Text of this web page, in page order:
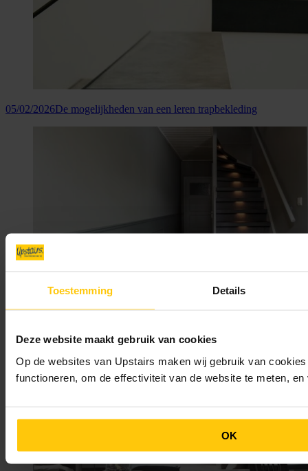
Toestemming Details
Deze website maakt gebruik van cookies
Op de websites van Upstairs maken wij gebruik van
functioneren, om de effectiviteit van de website te meten,
OK
05/02/2026De mogelijkheden van een leren trapbekleding
05/02/2026Lambrisering bij de trap: waar let je op?